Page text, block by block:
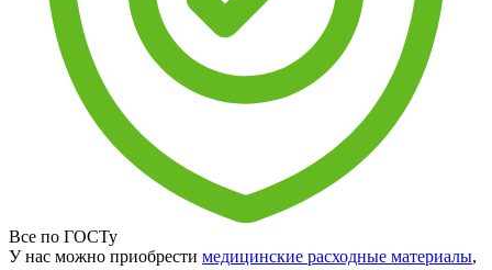
Все по ГОСТу
У нас можно приобрести медицинские расходные материалы,